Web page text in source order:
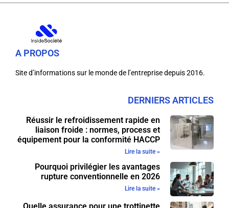
A PROPOS
Site d’informations sur le monde de l’entreprise depuis 2016.
DERNIERS ARTICLES
Réussir le refroidissement rapide en
liaison froide : normes, process et
équipement pour la conformité HACCP
Lire la suite »
Pourquoi privilégier les avantages
rupture conventionnelle en 2026
Lire la suite »